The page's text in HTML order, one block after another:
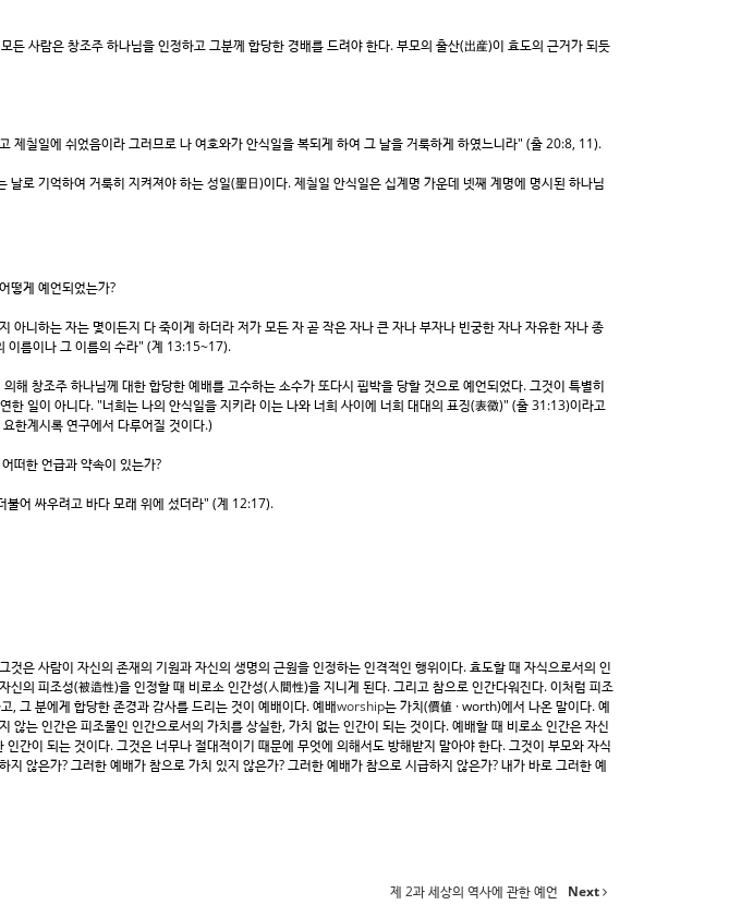
사람은 창조주 하나님을 인정하고 그분께 합당한 경배를 드려야 한다. 부모의 출산(出産)이 효도의 근거가 되듯
칠일에 쉬었음이라 그러므로 나 여호와가 안식일을 복되게 하여 그 날을 거룩하게 하였느니라" (출 20:8, 11).
로 기억하여 거룩히 지켜져야 하는 성일(聖日)이다. 제칠일 안식일은 십계명 가운데 넷째 계명에 명시된 하나님
떻게 예언되었는가?
니하는 자는 몇이든지 다 죽이게 하더라 저가 모든 자 곧 작은 자나 큰 자나 부자나 빈궁한 자나 자유한 자나 종
이름이나 그 이름의 수라" (계 13:15~17).
창조주 하나님께 대한 합당한 예배를 고수하는 소수가 또다시 핍박을 당할 것으로 예언되었다. 그것이 특별히
일이 아니다. "너희는 나의 안식일을 지키라 이는 나와 너희 사이에 너희 대대의 표징(表徵)" (출 31:13)이라고
한계시록 연구에서 다루어질 것이다.)
떠한 언급과 약속이 있는가?
불어 싸우려고 바다 모래 위에 섰더라" (계 12:17).
은 사람이 자신의 존재의 기원과 자신의 생명의 근원을 인정하는 인격적인 행위이다. 효도할 때 자식으로서의 인
의 피조성(被造性)을 인정할 때 비로소 인간성(人間性)을 지니게 된다. 그리고 참으로 인간다워진다. 이처럼 피조
, 그 분에게 합당한 존경과 감사를 드리는 것이 예배이다. 예배worship는 가치(價値 · worth)에서 나온 말이다. 예
는 인간은 피조물인 인간으로서의 가치를 상실한, 가치 없는 인간이 되는 것이다. 예배할 때 비로소 인간은 자신
간이 되는 것이다. 그것은 너무나 절대적이기 때문에 무엇에 의해서도 방해받지 말아야 한다. 그것이 부모와 자식
않은가? 그러한 예배가 참으로 가치 있지 않은가? 그러한 예배가 참으로 시급하지 않은가? 내가 바로 그러한 예
제 2과 세상의 역사에 관한 예언 Next